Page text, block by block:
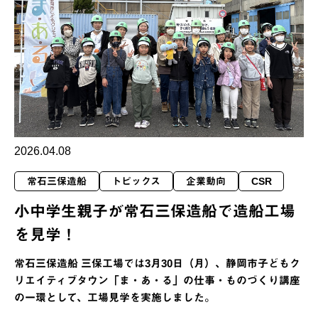
2026.04.08
常石三保造船 トピックス 企業動向 CSR
小中学生親子が常石三保造船で造船工場
を見学！
常石三保造船 三保工場では3月30日（月）、静岡市子どもク
リエイティブタウン「ま・あ・る」の仕事・ものづくり講座
の一環として、工場見学を実施しました。